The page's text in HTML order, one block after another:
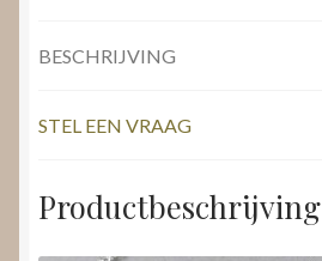
BESCHRIJVING
STEL EEN VRAAG
Productbeschrijving